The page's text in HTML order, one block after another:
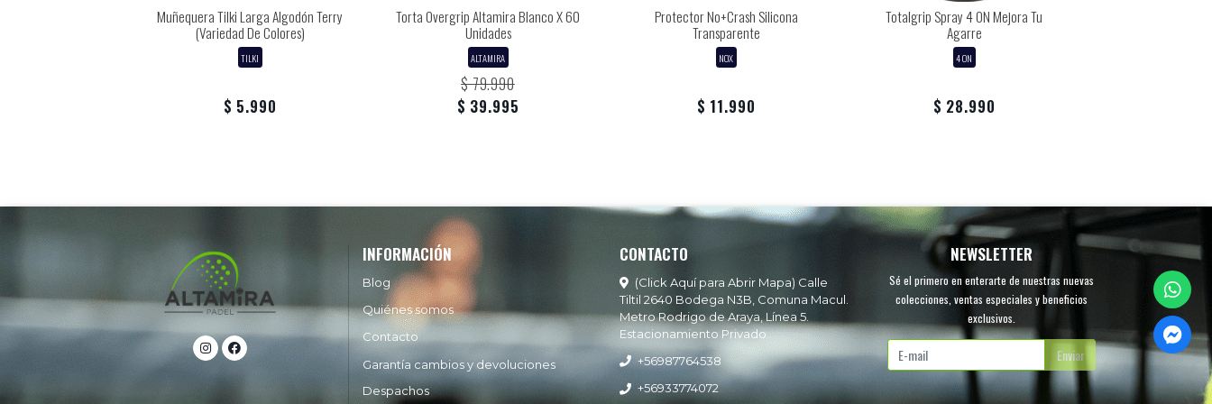
Muñequera Tilki Larga Algodón Terry
(Variedad De Colores)
TILKI
$ 5.990
Torta Overgrip Altamira Blanco X 60
Unidades
ALTAMIRA
$ 79.990
$ 39.995
Protector No+Crash Silicona
Transparente
NOX
$ 11.990
Totalgrip Spray 4 ON Mejora Tu
Agarre
4 ON
$ 28.990
INFORMACIÓN
Blog
Quiénes somos
Contacto
Garantía cambios y devoluciones
Despachos
CONTACTO
(Click Aquí para Abrir Mapa) Calle
Tiltil 2640 Bodega N3B, Comuna Macul.
Metro Rodrigo de Araya, Línea 5.
Estacionamiento Privado
+56987764538
+56933774072
NEWSLETTER
Sé el primero en enterarte de nuestras nuevas
colecciones, ventas especiales y beneficios
exclusivos.
Enviar